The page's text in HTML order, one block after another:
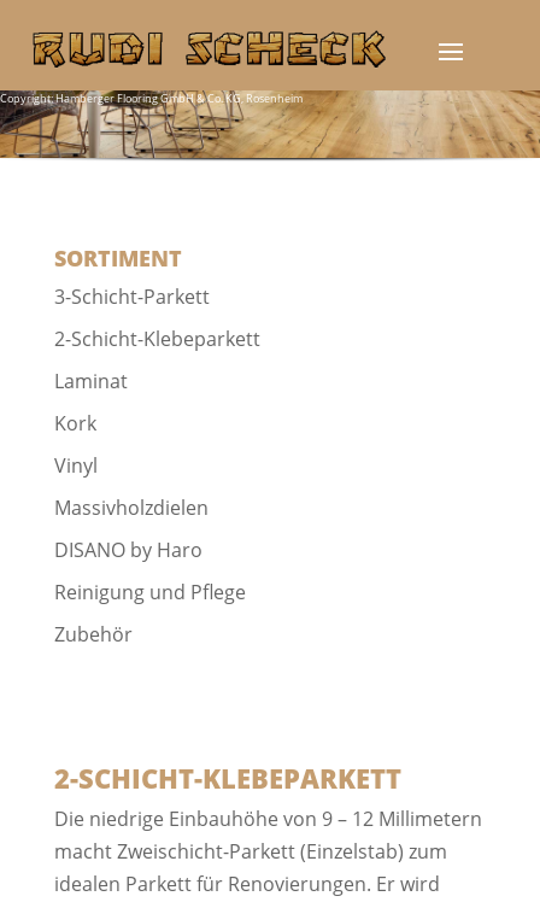
Copyright: Hamberger Flooring GmbH & Co. KG, Rosenheim
SORTIMENT
3-Schicht-Parkett
2-Schicht-Klebeparkett
Laminat
Kork
Vinyl
Massivholzdielen
DISANO by Haro
Reinigung und Pflege
Zubehör
2-SCHICHT-KLEBEPARKETT
Die niedrige Einbauhöhe von 9 – 12 Millimetern
macht Zweischicht-Parkett (Einzelstab) zum
idealen Parkett für Renovierungen. Er wird